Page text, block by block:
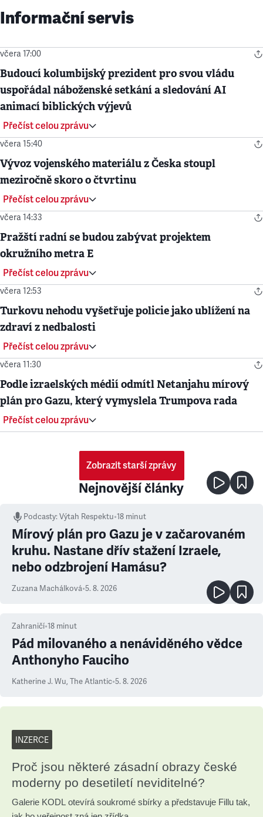
Informační servis
včera 17:00
Budoucí kolumbijský prezident pro svou vládu
uspořádal náboženské setkání a sledování AI
animací biblických výjevů
Přečíst celou zprávu
včera 15:40
Vývoz vojenského materiálu z Česka stoupl
meziročně skoro o čtvrtinu
Přečíst celou zprávu
včera 14:33
Pražští radní se budou zabývat projektem
okružního metra E
Přečíst celou zprávu
včera 12:53
Turkovu nehodu vyšetřuje policie jako ublížení na
zdraví z nedbalosti
Přečíst celou zprávu
včera 11:30
Podle izraelských médií odmítl Netanjahu mírový
plán pro Gazu, který vymyslela Trumpova rada
Přečíst celou zprávu
Zobrazit starší zprávy
Nejnovější články
Podcasty:Výtah Respektu•18 minut
Mírový plán pro Gazu je v začarovaném
kruhu. Nastane dřív stažení Izraele,
nebo odzbrojení Hamásu?
Zuzana Machálková•5. 8. 2026
Zahraničí•18 minut
Pád milovaného a nenáviděného vědce
Anthonyho Fauciho
Katherine J. Wu, The Atlantic•5. 8. 2026
INZERCE
Proč jsou některé zásadní obrazy české
moderny po desetiletí neviditelné?
Galerie KODL otevírá soukromé sbírky a představuje Fillu tak,